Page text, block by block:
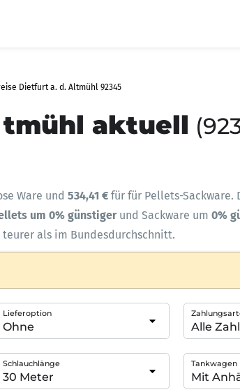
Dietfurt a. d. Altmühl 92345
aktuell
Ware und 534,41 € für für Pellets-Sackware.
um 0% günstiger und Sackware um 0%
teurer als im Bundesdurchschnitt.
Lieferoption
Schlauchlänge Tankwagen